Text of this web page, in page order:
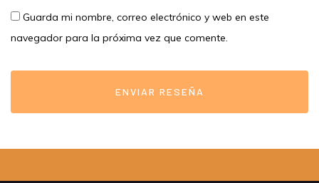
Guarda mi nombre, correo electrónico y web en este
navegador para la próxima vez que comente.